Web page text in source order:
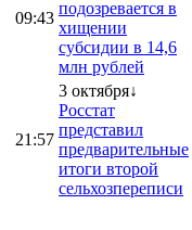
09:43
подозревается в
хищении
субсидии в 14,6
млн рублей
21:57
3 октября↓
Росстат
представил
предварительные
итоги второй
сельхозпереписи